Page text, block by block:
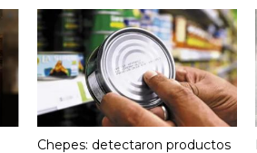
Chepes: detectaron productos